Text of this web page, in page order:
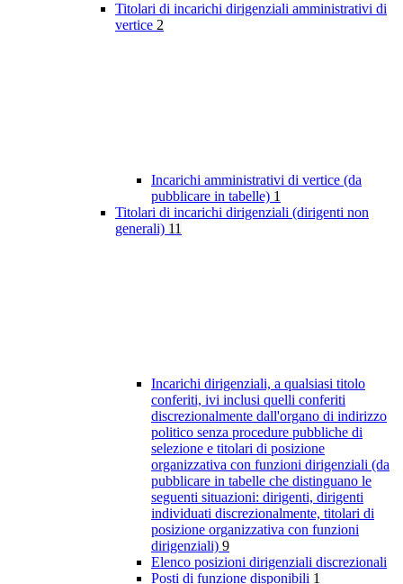
Titolari di incarichi dirigenziali amministrativi di
vertice 2
Incarichi amministrativi di vertice (da
pubblicare in tabelle) 1
Titolari di incarichi dirigenziali (dirigenti non
generali) 11
Incarichi dirigenziali, a qualsiasi titolo
conferiti, ivi inclusi quelli conferiti
discrezionalmente dall'organo di indirizzo
politico senza procedure pubbliche di
selezione e titolari di posizione
organizzativa con funzioni dirigenziali (da
pubblicare in tabelle che distinguano le
seguenti situazioni: dirigenti, dirigenti
individuati discrezionalmente, titolari di
posizione organizzativa con funzioni
dirigenziali) 9
Elenco posizioni dirigenziali discrezionali
Posti di funzione disponibili 1